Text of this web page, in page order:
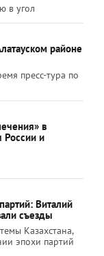
в угол
районе
пресс-тура по
в
России и
Виталий
съезды
Казахстана,
эпохи партий